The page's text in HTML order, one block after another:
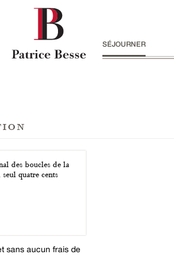
SÉJOURNER
des boucles de la
seul quatre cents
sans aucun frais de